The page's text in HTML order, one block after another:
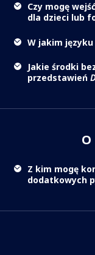
Czy mogę
dla dzieci lub
W jakim
Jakie środki
przedstawień
O
Z kim mogę
dodatkowych